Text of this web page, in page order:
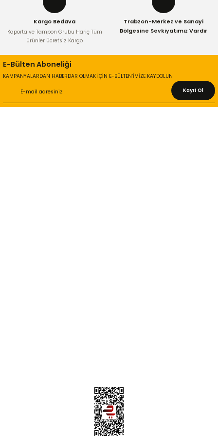
Kargo Bedava
Kaporta ve Tampon Grubu Hariç Tüm
Ürünler Ücretsiz Kargo
Trabzon-Merkez ve Sanayi
Bölgesine Sevkiyatımız Vardır
E-Bülten Aboneliği
KAMPANYALARDAN HABERDAR OLMAK İÇİN E-BÜLTEN’İMİZE KAYDOLUN
Kayıt Ol